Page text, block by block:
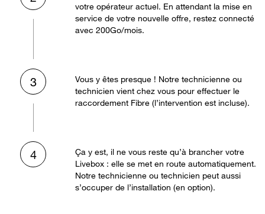
votre opérateur actuel. En attendant la mise en
service de votre nouvelle offre, restez connecté
avec 200Go/mois.
3
Vous y êtes presque ! Notre technicienne ou
technicien vient chez vous pour effectuer le
raccordement Fibre (l’intervention est incluse).
4
Ça y est, il ne vous reste qu’à brancher votre
Livebox : elle se met en route automatiquement.
Notre technicienne ou technicien peut aussi
s’occuper de l’installation (en option).